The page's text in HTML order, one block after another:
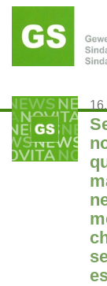
Salta
contenuto
principale